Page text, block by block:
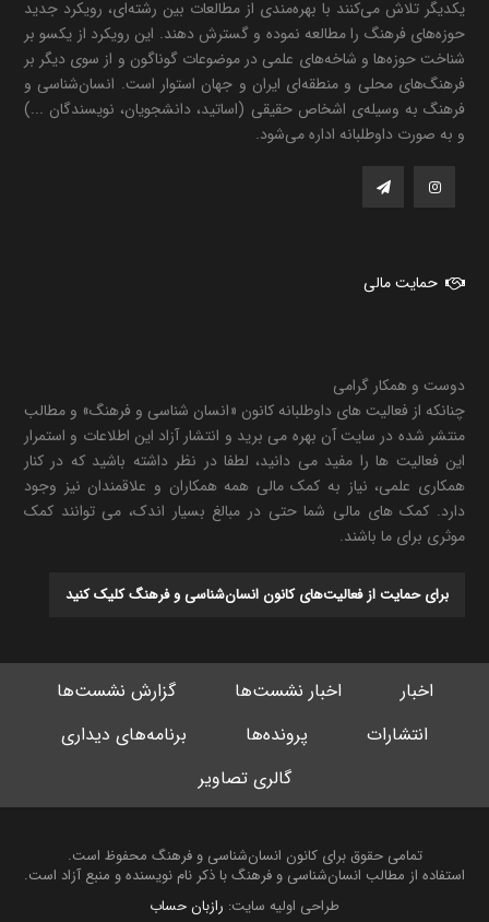
یکدیگر تلاش می‌کنند با بهره‌مندی از مطالعات بین رشته‌ای، رویکرد جدید
حوزه‌های فرهنگ را مطالعه نموده و گسترش دهند. این رویکرد از یکسو بر
شناخت حوزه‌ها و شاخه‌های علمی در موضوعات گوناگون و از سوی دیگر بر
فرهنگ‌های محلی و منطقه‌ای ایران و جهان استوار است. انسان‌شناسی و
فرهنگ به وسیله‌ی اشخاص حقیقی (اساتید، دانشجویان، نویسندگان ...)
و به صورت داوطلبانه اداره می‌شود.
حمایت مالی
دوست و همکار گرامی
چنانکه از فعالیت های داوطلبانه کانون «انسان شناسی و فرهنگ» و مطالب
منتشر شده در سایت آن بهره می برید و انتشار آزاد این اطلاعات و استمرار
این فعالیت ها را مفید می دانید، لطفا در نظر داشته باشید که در کنار
همکاری علمی، نیاز به کمک مالی همه همکاران و علاقمندان نیز وجود
دارد. کمک های مالی شما حتی در مبالغ بسیار اندک، می توانند کمک
موثری برای ما باشند.
برای حمایت از فعالیت‌های کانون انسان‌شناسی و فرهنگ کلیک کنید
اخبار اخبار نشست‌ها
گزارش نشست‌ها
انتشارات
پرونده‌ها
برنامه‌های دیداری
گالری تصاویر
تمامی حقوق برای کانون انسان‌شناسی و فرهنگ محفوظ است.
استفاده از مطالب انسان‌شناسی و فرهنگ با ذکر نام نویسنده و منبع آزاد است.
طراحی اولیه سایت:رازبان حساب